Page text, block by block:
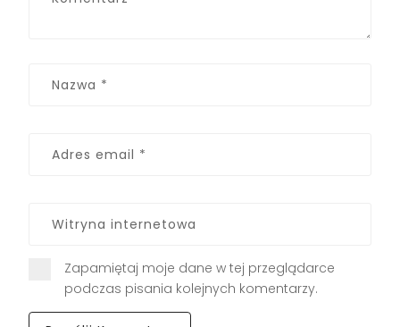
Zapamiętaj moje dane w tej przeglądarce
podczas pisania kolejnych komentarzy.